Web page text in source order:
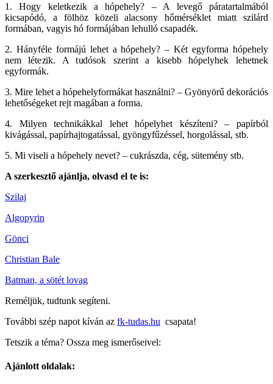
1. Hogy keletkezik a hópehely? – A levegő páratartalmából
kicsapódó, a fölhöz közeli alacsony hőmérséklet miatt szilárd
formában, vagyis hó formájában lehulló csapadék.
2. Hányféle formájú lehet a hópehely? – Két egyforma hópehely
nem létezik. A tudósok szerint a kisebb hópelyhek lehetnek
egyformák.
3. Mire lehet a hópehelyformákat használni? – Gyönyörű dekorációs
lehetőségeket rejt magában a forma.
4. Milyen technikákkal lehet hópelyhet készíteni? – papírból
kivágással, papírhajtogatással, gyöngyfűzéssel, horgolással, stb.
5. Mi viseli a hópehely nevet? – cukrászda, cég, sütemény stb.
A szerkesztő ajánlja, olvasd el te is:
Szilaj
Algopyrin
Gönci
Christian Bale
Batman, a sötét lovag
Reméljük, tudtunk segíteni.
További szép napot kíván az fk-tudas.hu csapata!
Tetszik a téma? Ossza meg ismerőseivel:
Ajánlott oldalak: